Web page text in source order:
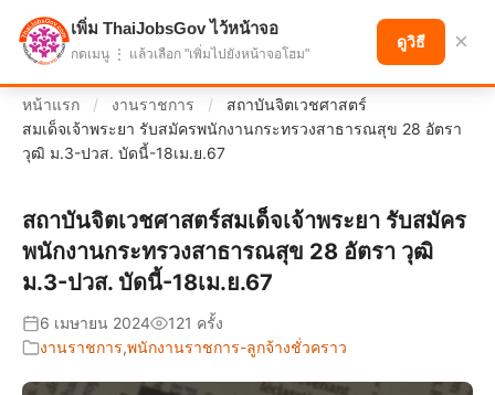
แบ่งปันโอกาส เพื่ออนาคตที่ก้าวหน้า
หน้าแรก / งานราชการ /
สถาบันจิตเวชศาสตร์
สมเด็จเจ้าพระยา รับสมัครพนักงานกระทรวงสาธารณสุข 28 อัตรา
วุฒิ ม.3-ปวส. บัดนี้-18เม.ย.67
สถาบันจิตเวชศาสตร์สมเด็จเจ้าพระยา รับสมัคร
พนักงานกระทรวงสาธารณสุข 28 อัตรา วุฒิ
ม.3-ปวส. บัดนี้-18เม.ย.67
6 เมษายน 2024
121 ครั้ง
งานราชการ,พนักงานราชการ-ลูกจ้างชั่วคราว
เพิ่ม ThaiJobsGov ไว้หน้าจอ
กดเมนู ⋮ แล้วเลือก "เพิ่มไปยังหน้าจอโฮม"
ดูวิธี ×